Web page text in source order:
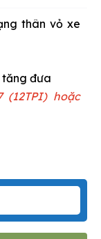
thân vỏ xe
tăng đưa
(12TPI) hoặc